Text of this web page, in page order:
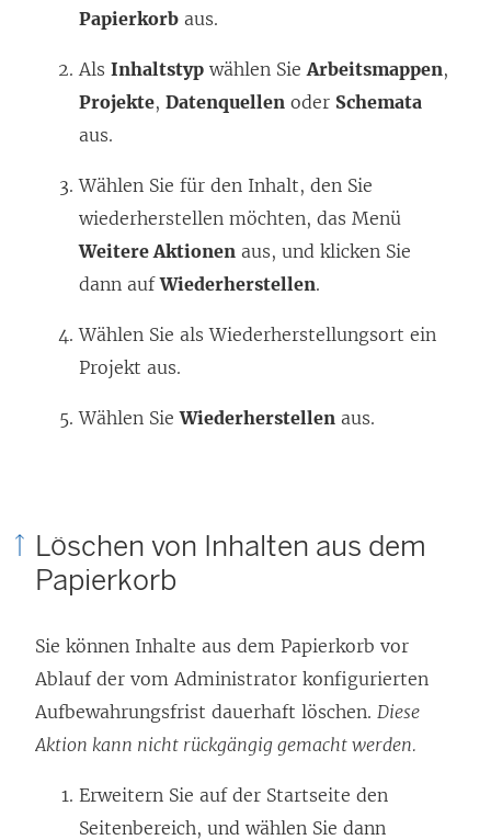
Papierkorb aus.
Als Inhaltstyp wählen Sie Arbeitsmappen,
Projekte, Datenquellen oder Schemata
aus.
Wählen Sie für den Inhalt, den Sie
wiederherstellen möchten, das Menü
Weitere Aktionen aus, und klicken Sie
dann aufWiederherstellen.
Wählen Sie als Wiederherstellungsort ein
Projekt aus.
Wählen SieWiederherstellen aus.
Löschen von Inhalten aus dem
Papierkorb
Sie können Inhalte aus dem Papierkorb vor
Ablauf der vom Administrator konfigurierten
Aufbewahrungsfrist dauerhaft löschen. Diese
Aktion kann nicht rückgängig gemacht werden.
Erweitern Sie auf der Startseite den
Seitenbereich, und wählen Sie dann